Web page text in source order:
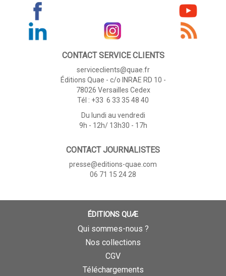
CONTACT SERVICE CLIENTS
serviceclients@quae.fr
Éditions Quae - c/o INRAE RD 10 -
78026 Versailles Cedex
Tél : +33 6 33 35 48 40
Du lundi au vendredi
9h - 12h/ 13h30 - 17h
CONTACT JOURNALISTES
presse@editions-quae.com
06 71 15 24 28
ÉDITIONS QUÆ
Qui sommes-nous ?
Nos collections
CGV
Téléchargements